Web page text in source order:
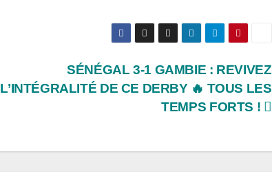
SÉNÉGAL 3-1 GAMBIE : REVIVEZ
L’INTÉGRALITÉ DE CE DERBY 🔥 TOUS LES
TEMPS FORTS !